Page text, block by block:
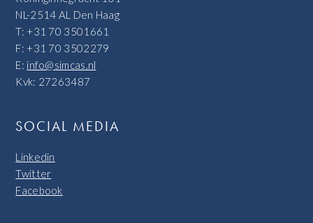
NL-2514 AL Den Haag
T: +31 70 3501661
F: +31 70 3502279
E: info@simcas.nl
Kvk: 27263487
SOCIAL MEDIA
Linkedin
Twitter
Facebook